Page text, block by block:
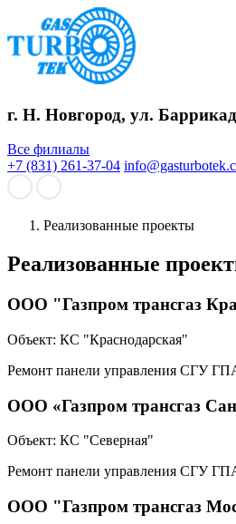
г. Н. Новгород, ул.
Все филиалы
+7 (831) 261-37-04
Реализованные проекты
Реализованные
ООО "Газпром трансгаз
Объект: КС "Краснодарская"
Ремонт панели управления СГУ
ООО «Газпром трансгаз
Объект: КС "Северная"
Ремонт панели управления СГУ
ООО "Газпром трансгаз